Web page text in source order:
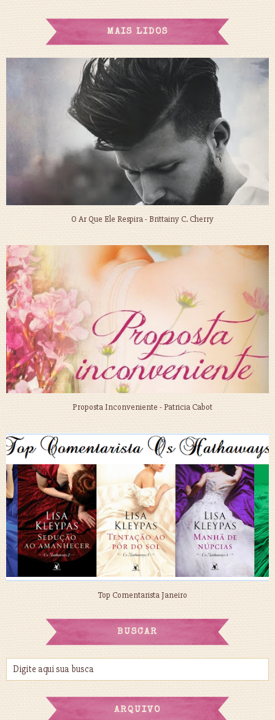
MAIS LIDOS
O Ar Que Ele Respira - Brittainy C. Cherry
Proposta Inconveniente - Patricia Cabot
Top Comentarista Janeiro
BUSCAR
ARQUIVO